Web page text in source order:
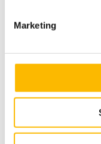
Marketing